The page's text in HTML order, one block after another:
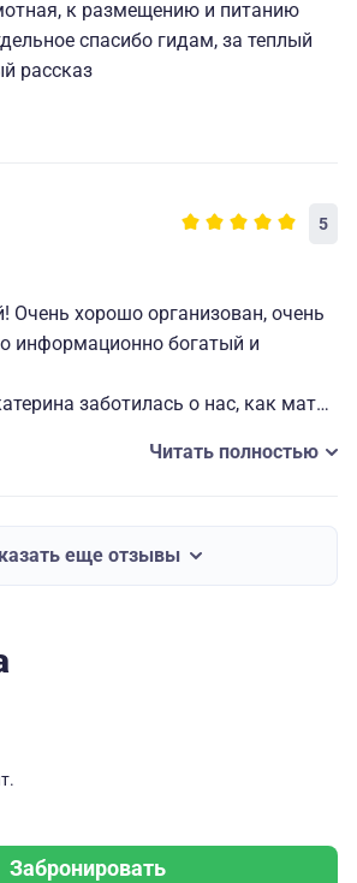
к размещению и питанию
спасибо гидам, за теплый
рассказ
5
Очень хорошо организован, очень
информационно богатый и
заботилась о нас, как мать
- это наш русский рай
Читать полностью
еще отзывы
Забронировать